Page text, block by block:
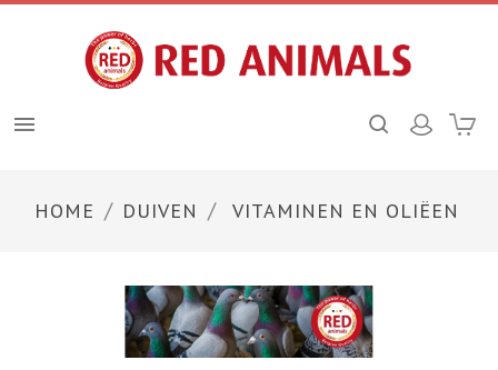

HOME DUIVEN VITAMINEN EN OLIËEN